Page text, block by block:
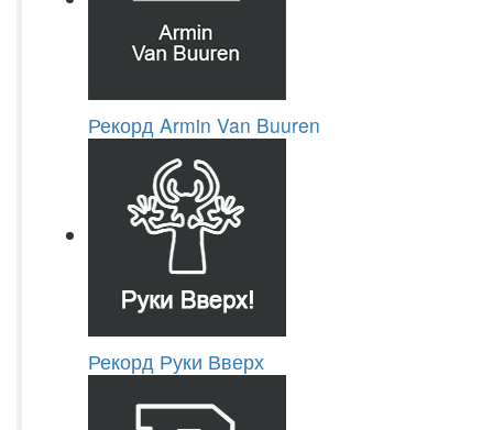
Рекорд Armin Van Buuren
Рекорд Руки Вверх